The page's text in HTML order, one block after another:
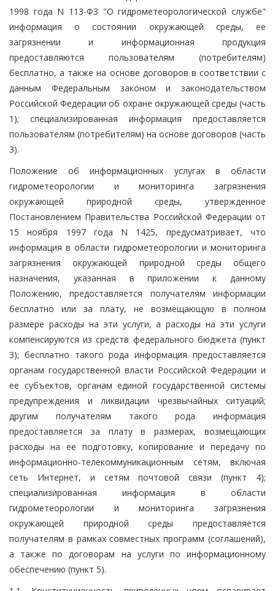
1998 года N 113-ФЗ "О гидрометеорологической службе"
информация о состоянии окружающей среды, ее
загрязнении и информационная продукция
предоставляются пользователям (потребителям)
бесплатно, а также на основе договоров в соответствии с
данным Федеральным законом и законодательством
Российской Федерации об охране окружающей среды (часть
1); специализированная информация предоставляется
пользователям (потребителям) на основе договоров (часть
3).
Положение об информационных услугах в области
гидрометеорологии и мониторинга загрязнения
окружающей природной среды, утвержденное
Постановлением Правительства Российской Федерации от
15 ноября 1997 года N 1425, предусматривает, что
информация в области гидрометеорологии и мониторинга
загрязнения окружающей природной среды общего
назначения, указанная в приложении к данному
Положению, предоставляется получателям информации
бесплатно или за плату, не возмещающую в полном
размере расходы на эти услуги, а расходы на эти услуги
компенсируются из средств федерального бюджета (пункт
3); бесплатно такого рода информация предоставляется
органам государственной власти Российской Федерации и
ее субъектов, органам единой государственной системы
предупреждения и ликвидации чрезвычайных ситуаций;
другим получателям такого рода информация
предоставляется за плату в размерах, возмещающих
расходы на ее подготовку, копирование и передачу по
информационно-телекоммуникационным сетям, включая
сеть Интернет, и сетям почтовой связи (пункт 4);
специализированная информация в области
гидрометеорологии и мониторинга загрязнения
окружающей природной среды предоставляется
получателям в рамках совместных программ (соглашений),
а также по договорам на услуги по информационному
обеспечению (пункт 5).